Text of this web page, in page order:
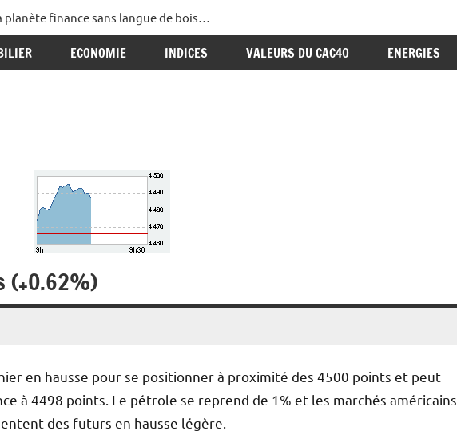
planète finance sans langue de bois…
ECONOMIE INDICES VALEURS DU CAC40 ENERGIES
(+0.62%)
en hausse pour se positionner à proximité des 4500 points et peut
à 4498 points. Le pétrole se reprend de 1% et les marchés américains
des futurs en hausse légère.